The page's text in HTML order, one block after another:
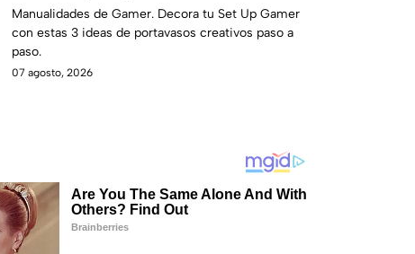
escritorio con portavasos inspirados en
videojuegos
Manualidades de Gamer. Decora tu Set Up Gamer
con estas 3 ideas de portavasos creativos paso a
paso.
07 agosto, 2026